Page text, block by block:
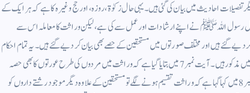
تفصیلات احادیث میں بیان کی گئی ہیں ۔ یہی حال زکوٰۃ ، روزہ ، اورحج وغیرہ کا ہے کہ ہر ایک کے
رسول اللہ ﷺ نے اپنے ارشادات اور عمل سے کی ہے ، لیکن وراثت کا معاملہ اس سے
گئے ہیں اور مختلف صورتوں میں مستحقین کے حصے بھی بیان کر دیے گئے ہیں ۔ یہ تمام احکام
قرآن مجید کی چوتھی سورہ النساء کی آیات 7 تا 14 اور 176 میں مذکور ہیں ۔ آیت نمبر7 میں بتایا گیا ہے کہ وراثت میں مردوں کی طرح عورتوں کا بھی حصہ
ہے ، اس لیے انہیں ان کا حصہ ضرور دیا جانا چاہیے ۔ آیت نمبر 8 میں کہا گہا ہے کہ وراثت تقسیم ہونے لگے تو مستحقین کے علاوہ دیگر موجود رشتے داروں کو